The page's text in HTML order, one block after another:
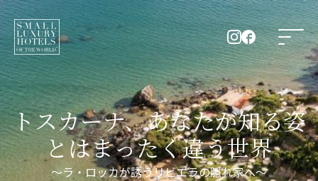
トスカーナ、あなたが知る姿
とはまったく違う世界
～ラ・ロッカが誘うリビエラの隠れ家へ～